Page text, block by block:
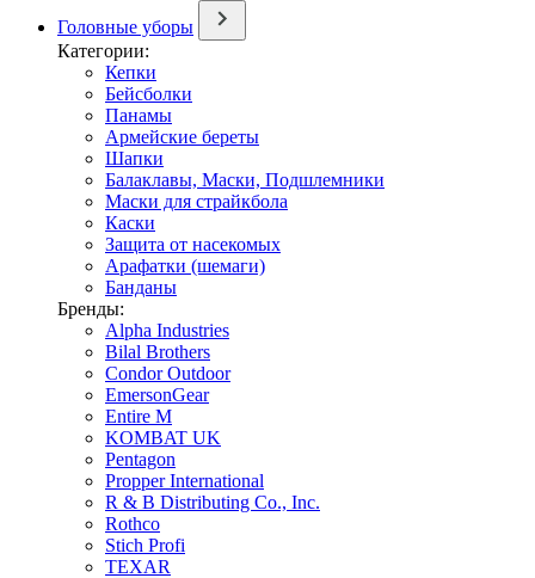
Головные уборы
Категории:
Кепки
Бейсболки
Панамы
Армейские береты
Шапки
Балаклавы, Маски, Подшлемники
Маски для страйкбола
Каски
Защита от насекомых
Арафатки (шемаги)
Банданы
Бренды:
Alpha Industries
Bilal Brothers
Condor Outdoor
EmersonGear
Entire M
KOMBAT UK
Pentagon
Propper International
R & B Distributing Co., Inc.
Rothco
Stich Profi
TEXAR